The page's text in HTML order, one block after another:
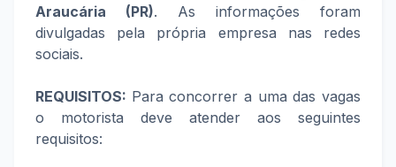
Araucária (PR). As informações foram
divulgadas pela própria empresa nas redes
sociais.
REQUISITOS: Para concorrer a uma das vagas
o motorista deve atender aos seguintes
requisitos: